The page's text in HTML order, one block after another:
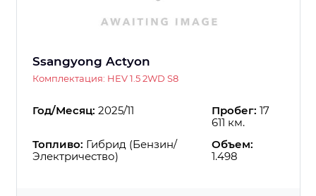
Ssangyong Actyon
Комплектация: HEV 1.5 2WD S8
Год/Месяц: 2025/11 Пробег: 17
611 км.
Топливо: Гибрид (Бензин/
Электричество)
Объем:
1.498